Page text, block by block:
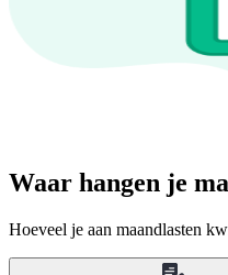
Waar hangen je
Hoeveel je aan maandlasten